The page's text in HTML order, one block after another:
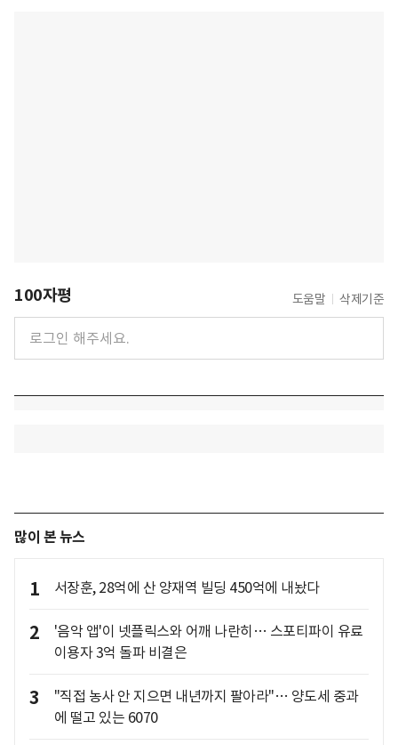
100자평 도움말 삭제기준
많이 본 뉴스
1 서장훈, 28억에 산 양재역 빌딩 450억에 내놨다
2
'음악 앱'이 넷플릭스와 어깨 나란히… 스포티파이 유료
이용자 3억 돌파 비결은
3
"직접 농사 안 지으면 내년까지 팔아라"… 양도세 중과
에 떨고 있는 6070